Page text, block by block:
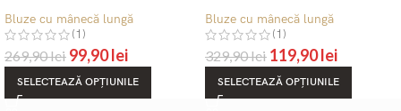
Bluze cu mânecă lungă
(1)
269,90lei 99,90lei
SELECTEAZĂ OPȚIUNILE
Bluze cu mânecă lungă
(1)
329,90lei 119,90lei
SELECTEAZĂ OPȚIUNILE